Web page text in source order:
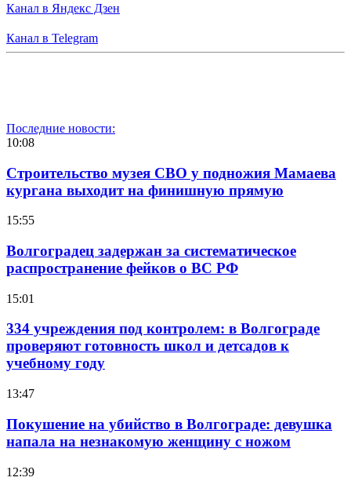
Канал в Яндекс Дзен
Канал в Telegram
Последние новости:
10:08
Строительство музея СВО у подножия Мамаева
кургана выходит на финишную прямую
15:55
Волгоградец задержан за систематическое
распространение фейков о ВС РФ
15:01
334 учреждения под контролем: в Волгограде
проверяют готовность школ и детсадов к
учебному году
13:47
Покушение на убийство в Волгограде: девушка
напала на незнакомую женщину с ножом
12:39